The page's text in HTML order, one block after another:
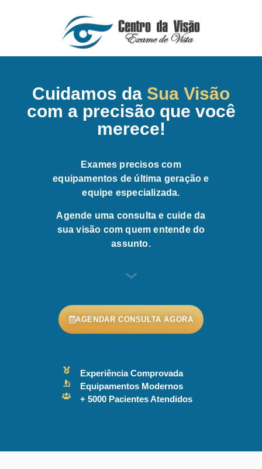
Cuidamos da Sua Visão
com a precisão que você
merece!
Exames precisos com
equipamentos de última geração e
equipe especializada.
Agende uma consulta e cuide da
sua visão com quem entende do
assunto.
AGENDAR CONSULTA AGORA
Experiência Comprovada
Equipamentos Modernos
+ 5000 Pacientes Atendidos